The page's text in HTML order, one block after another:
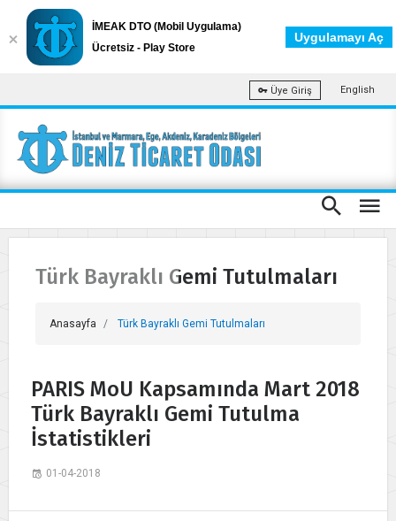
Üye Giriş English
Türk Bayraklı Gemi Tutulmaları
Anasayfa Türk Bayraklı Gemi Tutulmaları
PARIS MoU Kapsamında Mart 2018
Türk Bayraklı Gemi Tutulma
İstatistikleri
01-04-2018
İMEAK DTO (Mobil Uygulama)
Ücretsiz - Play Store
Uygulamayı Aç